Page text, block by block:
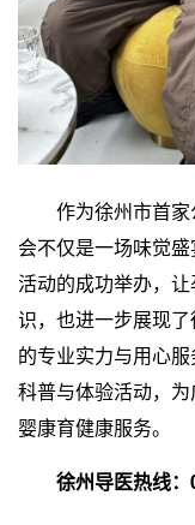
作为徐州市首家
会不仅是一场味觉
活动的成功举办，
识，也进一步展现
的专业实力与用心
科普与体验活动，
婴康育健康服务。
徐州导医热线：